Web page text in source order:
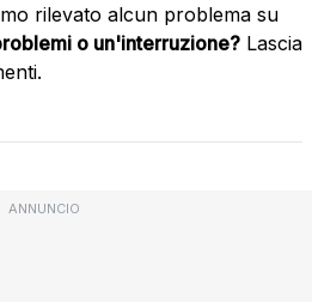
rilevato alcun problema su
o un'interruzione? Lascia
ANNUNCIO